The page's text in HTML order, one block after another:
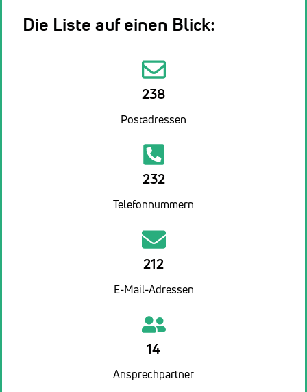
Die Liste auf einen Blick:
238
Postadressen
232
Telefonnummern
212
E-Mail-Adressen
14
Ansprechpartner